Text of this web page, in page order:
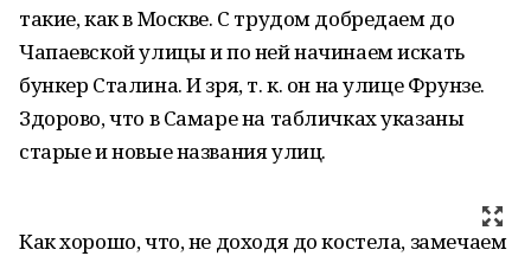
такие, как в Москве. С трудом добредаем до
Чапаевской улицы и по ней начинаем искать
бункер Сталина. И зря, т. к. он на улице Фрунзе.
Здорово, что в Самаре на табличках указаны
старые и новые названия улиц.
Как хорошо, что, не доходя до костела, замечаем